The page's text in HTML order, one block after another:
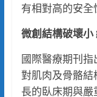
有相對高的安全
微創結構破壞小
國際醫療期刊指
對肌肉及骨骼
長的臥床期與